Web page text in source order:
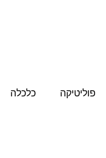
פוליטיקה כלכלה